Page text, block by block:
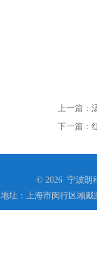
上一篇：
下一篇：
© 2026 宁波朗
地址：上海市闵行区顾